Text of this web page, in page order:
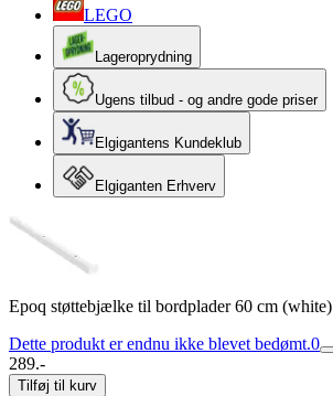
LEGO
Lageroprydning
Ugens tilbud - og andre gode priser
Elgigantens Kundeklub
Elgiganten Erhverv
Epoq støttebjælke til bordplader 60 cm (white)
Dette produkt er endnu ikke blevet bedømt.0
289.-
Tilføj til kurv